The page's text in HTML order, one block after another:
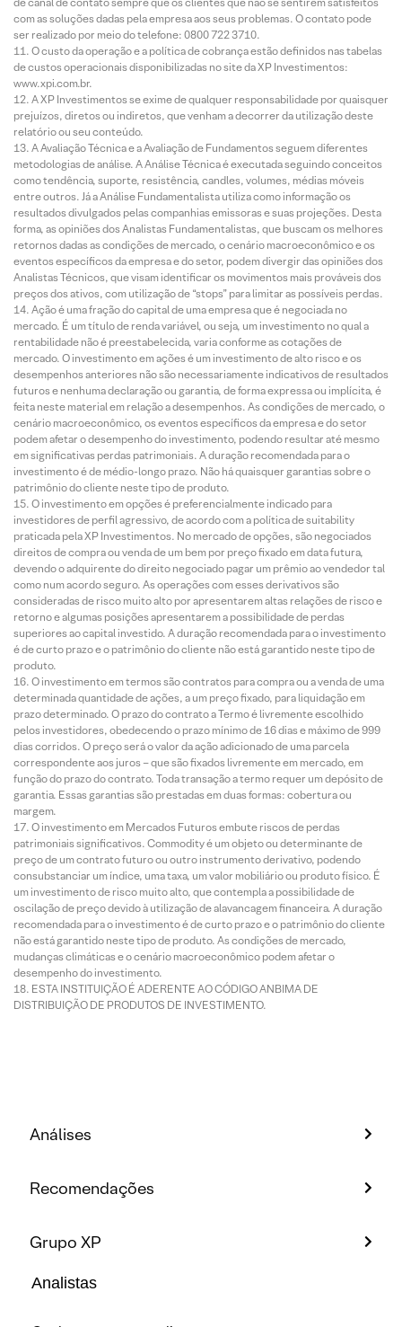
com as soluções dadas pela empresa aos seus problemas. O contato pode
ser realizado por meio do telefone: 0800 722 3710.
O custo da operação e a política de cobrança estão definidos nas tabelas
de custos operacionais disponibilizadas no site da XP Investimentos:
www.xpi.com.br.
A XP Investimentos se exime de qualquer responsabilidade por quaisquer
prejuízos, diretos ou indiretos, que venham a decorrer da utilização deste
relatório ou seu conteúdo.
A Avaliação Técnica e a Avaliação de Fundamentos seguem diferentes
metodologias de análise. A Análise Técnica é executada seguindo conceitos
como tendência, suporte, resistência, candles, volumes, médias móveis
entre outros. Já a Análise Fundamentalista utiliza como informação os
resultados divulgados pelas companhias emissoras e suas projeções. Desta
forma, as opiniões dos Analistas Fundamentalistas, que buscam os melhores
retornos dadas as condições de mercado, o cenário macroeconômico e os
eventos específicos da empresa e do setor, podem divergir das opiniões dos
Analistas Técnicos, que visam identificar os movimentos mais prováveis dos
preços dos ativos, com utilização de “stops” para limitar as possíveis perdas.
Ação é uma fração do capital de uma empresa que é negociada no
mercado. É um título de renda variável, ou seja, um investimento no qual a
rentabilidade não é preestabelecida, varia conforme as cotações de
mercado. O investimento em ações é um investimento de alto risco e os
desempenhos anteriores não são necessariamente indicativos de resultados
futuros e nenhuma declaração ou garantia, de forma expressa ou implícita, é
feita neste material em relação a desempenhos. As condições de mercado, o
cenário macroeconômico, os eventos específicos da empresa e do setor
podem afetar o desempenho do investimento, podendo resultar até mesmo
em significativas perdas patrimoniais. A duração recomendada para o
investimento é de médio-longo prazo. Não há quaisquer garantias sobre o
patrimônio do cliente neste tipo de produto.
O investimento em opções é preferencialmente indicado para
investidores de perfil agressivo, de acordo com a política de suitability
praticada pela XP Investimentos. No mercado de opções, são negociados
direitos de compra ou venda de um bem por preço fixado em data futura,
devendo o adquirente do direito negociado pagar um prêmio ao vendedor tal
como num acordo seguro. As operações com esses derivativos são
consideradas de risco muito alto por apresentarem altas relações de risco e
retorno e algumas posições apresentarem a possibilidade de perdas
superiores ao capital investido. A duração recomendada para o investimento
é de curto prazo e o patrimônio do cliente não está garantido neste tipo de
produto.
O investimento em termos são contratos para compra ou a venda de uma
determinada quantidade de ações, a um preço fixado, para liquidação em
prazo determinado. O prazo do contrato a Termo é livremente escolhido
pelos investidores, obedecendo o prazo mínimo de 16 dias e máximo de 999
dias corridos. O preço será o valor da ação adicionado de uma parcela
correspondente aos juros – que são fixados livremente em mercado, em
função do prazo do contrato. Toda transação a termo requer um depósito de
garantia. Essas garantias são prestadas em duas formas: cobertura ou
margem.
O investimento em Mercados Futuros embute riscos de perdas
patrimoniais significativos. Commodity é um objeto ou determinante de
preço de um contrato futuro ou outro instrumento derivativo, podendo
consubstanciar um índice, uma taxa, um valor mobiliário ou produto físico. É
um investimento de risco muito alto, que contempla a possibilidade de
oscilação de preço devido à utilização de alavancagem financeira. A duração
recomendada para o investimento é de curto prazo e o patrimônio do cliente
não está garantido neste tipo de produto. As condições de mercado,
mudanças climáticas e o cenário macroeconômico podem afetar o
desempenho do investimento.
ESTA INSTITUIÇÃO É ADERENTE AO CÓDIGO ANBIMA DE
DISTRIBUIÇÃO DE PRODUTOS DE INVESTIMENTO.
Análises
Recomendações
Grupo XP
Analistas